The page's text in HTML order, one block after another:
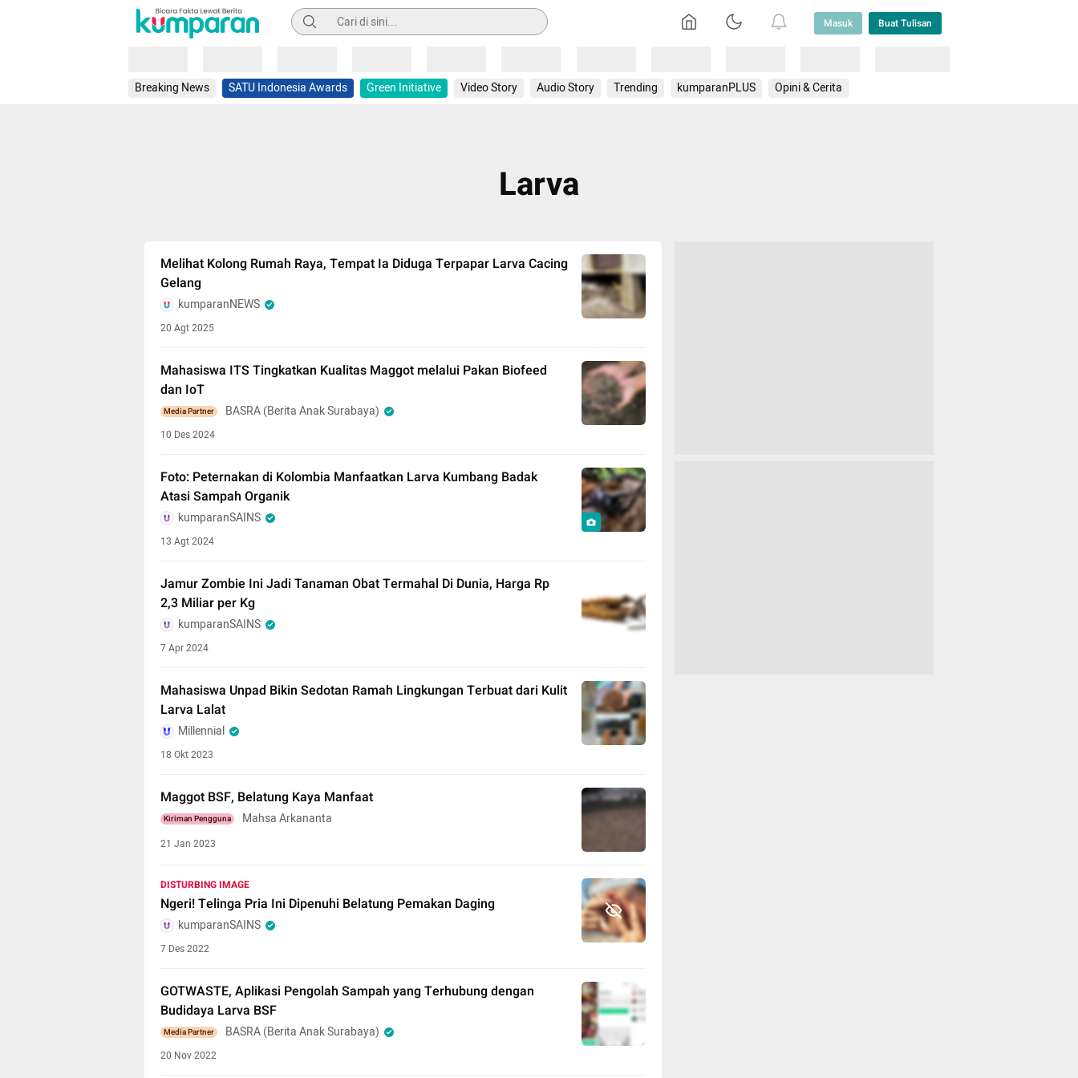
Pencarian Masuk Buat Tulisan
Breaking News SATU Indonesia Awards Green Initiative Video Story Audio Story Trending kumparanPLUS Opini & Cerita
Larva
Melihat Kolong Rumah Raya, Tempat Ia Diduga Terpapar Larva Cacing
Gelang
kumparanNEWS
20 Agt 2025
Mahasiswa ITS Tingkatkan Kualitas Maggot melalui Pakan Biofeed
dan IoT
Media Partner BASRA (Berita Anak Surabaya)
10 Des 2024
Foto: Peternakan di Kolombia Manfaatkan Larva Kumbang Badak
Atasi Sampah Organik
kumparanSAINS
13 Agt 2024
Jamur Zombie Ini Jadi Tanaman Obat Termahal Di Dunia, Harga Rp
2,3 Miliar per Kg
kumparanSAINS
7 Apr 2024
Mahasiswa Unpad Bikin Sedotan Ramah Lingkungan Terbuat dari Kulit
Larva Lalat
Millennial
18 Okt 2023
Maggot BSF, Belatung Kaya Manfaat
Kiriman Pengguna Mahsa Arkananta
21 Jan 2023
DISTURBING IMAGE
Ngeri! Telinga Pria Ini Dipenuhi Belatung Pemakan Daging
kumparanSAINS
7 Des 2022
GOTWASTE, Aplikasi Pengolah Sampah yang Terhubung dengan
Budidaya Larva BSF
Media Partner BASRA (Berita Anak Surabaya)
20 Nov 2022